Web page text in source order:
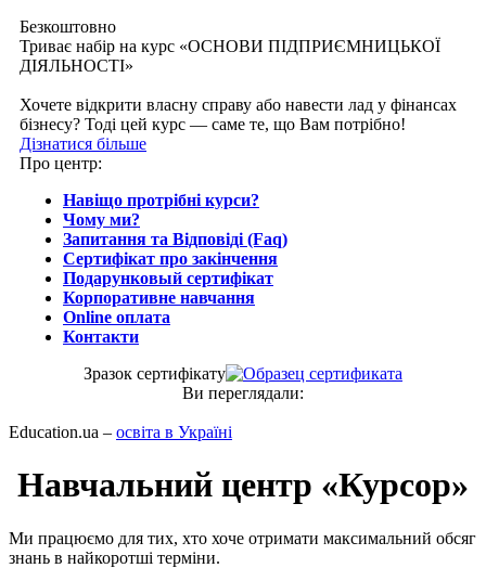
Безкоштовно
Триває набір на курс «ОСНОВИ ПІДПРИЄМНИЦЬКОЇ
ДІЯЛЬНОСТІ»
Хочете відкрити власну справу або навести лад у фінансах
бізнесу? Тоді цей курс — саме те, що Вам потрібно!
Дізнатися більше
Про центр:
Навіщо протрібні курси?
Чому ми?
Запитання та Відповіді (Faq)
Сертифікат про закінчення
Подарунковый сертифікат
Корпоративне навчання
Online оплата
Контакти
Зразок сертифiкату
Ви переглядали:
Education.ua – освіта в Україні
Навчальний центр «Курсор»
Ми працюємо для тих, хто хоче отримати максимальний обсяг
знань в найкоротші терміни.